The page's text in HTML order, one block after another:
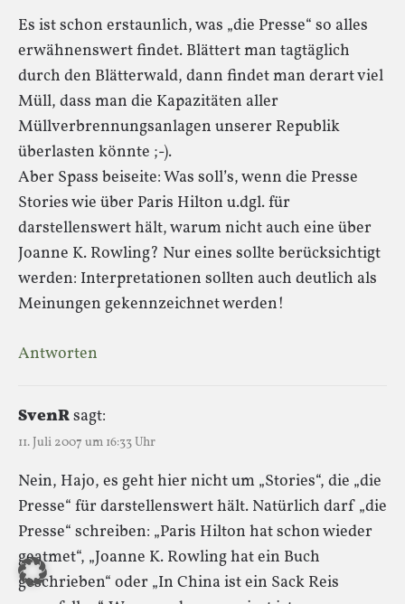
Es ist schon erstaunlich, was „die Presse“ so alles
erwähnenswert findet. Blättert man tagtäglich
durch den Blätterwald, dann findet man derart viel
Müll, dass man die Kapazitäten aller
Müllverbrennungsanlagen unserer Republik
überlasten könnte ;-).
Aber Spass beiseite: Was soll’s, wenn die Presse
Stories wie über Paris Hilton u.dgl. für
darstellenswert hält, warum nicht auch eine über
Joanne K. Rowling? Nur eines sollte berücksichtigt
werden: Interpretationen sollten auch deutlich als
Meinungen gekennzeichnet werden!
Antworten
SvenRsagt:
11. Juli 2007 um 16:33 Uhr
Nein, Hajo, es geht hier nicht um „Stories“, die „die
Presse“ für darstellenswert hält. Natürlich darf „die
Presse“ schreiben: „Paris Hilton hat schon wieder
geatmet“, „Joanne K. Rowling hat ein Buch
geschrieben“ oder „In China ist ein Sack Reis